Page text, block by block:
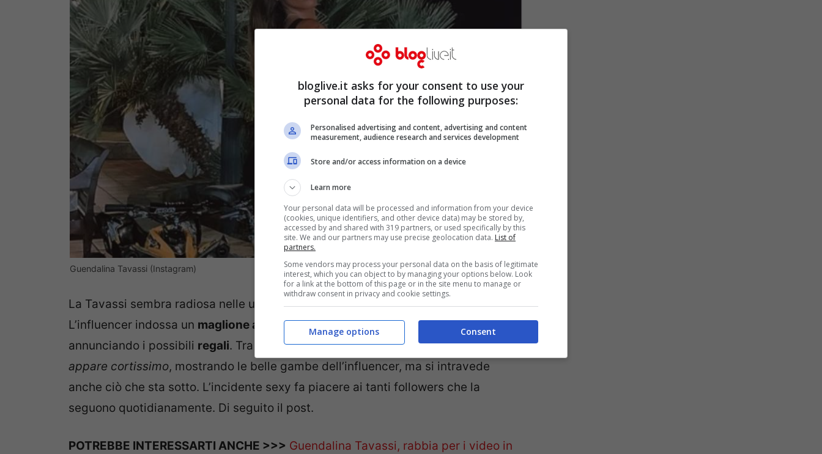
Guendalina Tavassi (Instagram)
La Tavassi sembra radiosa nelle ultime foto pubblicate sul suo profilo Instagram.
L’influencer indossa un maglione a tema natalizioe promuove un noto marchio,
annunciando i possibili regali. Tra le foto, però, ce n’è una in cui, sul letto, ilvestito
appare cortissimo, mostrando le belle gambe dell’influencer, ma si intravede
anche ciò che sta sotto. L’incidente sexy fa piacere ai tanti followers che la
seguono quotidianamente. Di seguito il post.
POTREBBE INTERESSARTI ANCHE >>> Guendalina Tavassi, rabbia per i video in
bloglive.it asks for your consent to use your
personal data for the following purposes:
Personalised advertising and content, advertising and content
measurement, audience research and services development
Store and/or access information on a device
Learn more
Your personal data will be processed and information from your device
(cookies, unique identifiers, and other device data) may be stored by,
accessed by and shared with 319 partners, or used specifically by this
site. We and our partners may use precise geolocation data. List of
partners.
Some vendors may process your personal data on the basis of legitimate
interest, which you can object to by managing your options below. Look
for a link at the bottom of this page or in the site menu to manage or
withdraw consent in privacy and cookie settings.
Consent
Manage options